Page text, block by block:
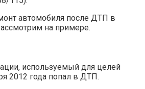
автомобиля после ДТП в
на примере.
используемый для целей
2012 года попал в ДТП.